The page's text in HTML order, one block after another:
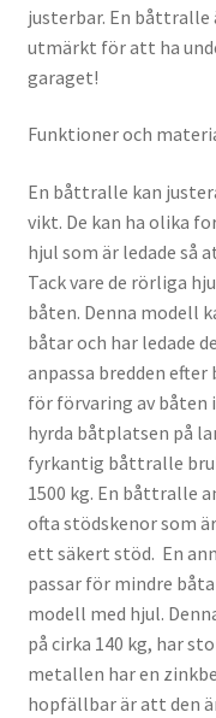
Läckor
Vilka lån ska man inte
justerbar. En båttralle
utmärkt för att ha
garaget!
Funktioner och
En båttralle kan
vikt. De kan ha olika
hjul som är ledade så
Tack vare de rörliga
båten. Denna modell
båtar och har ledade
anpassa bredden
för förvaring av båten
hyrda båtplatsen på
fyrkantig båttralle
1500 kg. En båttralle
ofta stödskenor som
ett säkert stöd. En
passar för mindre
modell med hjul.
på cirka 140 kg, har
metallen har en
hopfällbar är att den